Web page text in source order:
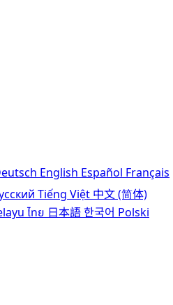
English Español Français
Tiếng Việt 中文 (简体)
ไทย 日本語한국어 Polski